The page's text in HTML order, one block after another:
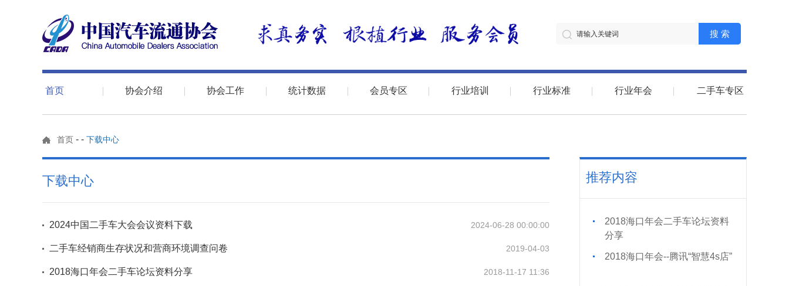
搜 索
首页 协会介绍 协会工作 统计数据 会员专区 行业培训 行业标准 行业年会 二手车专区
首页 - - 下载中心
下载中心
2024中国二手车大会会议资料下载 2024-06-28 00:00:00
二手车经销商生存状况和营商环境调查问卷 2019-04-03
2018海口年会二手车论坛资料分享 2018-11-17 11:36
推荐内容
2018海口年会二手车论坛资料
分享
2018海口年会--腾讯“智慧4s店”